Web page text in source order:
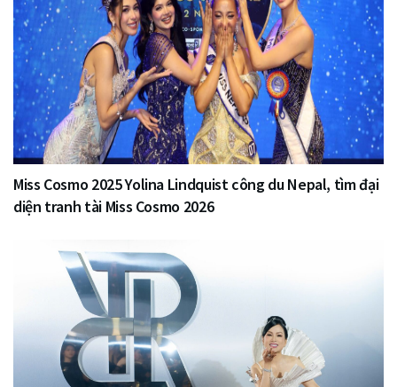
Miss Cosmo 2025 Yolina Lindquist công du Nepal, tìm đại
diện tranh tài Miss Cosmo 2026